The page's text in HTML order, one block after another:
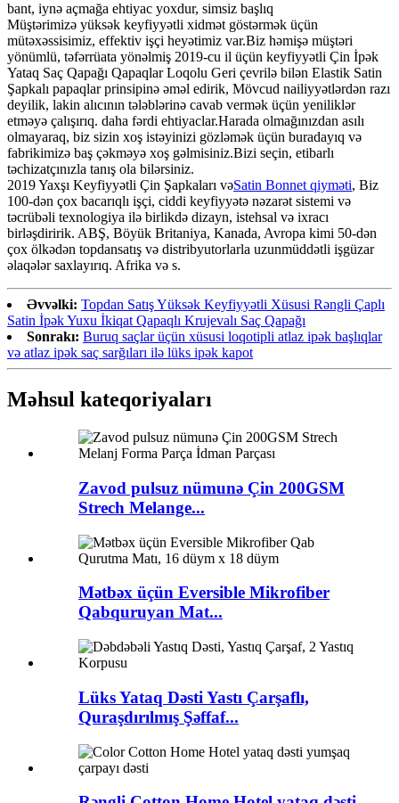
bant, iynə açmağa ehtiyac yoxdur, simsiz başlıq
Müştərimizə yüksək keyfiyyətli xidmət göstərmək üçün
mütəxəssisimiz, effektiv işçi heyətimiz var.Biz həmişə müştəri
yönümlü, təfərrüata yönəlmiş 2019-cu il üçün keyfiyyətli Çin İpək
Yataq Saç Qapağı Qapaqlar Loqolu Geri çevrilə bilən Elastik Satin
Şapkalı papaqlar prinsipinə əməl edirik, Mövcud nailiyyətlərdən razı
deyilik, lakin alıcının tələblərinə cavab vermək üçün yeniliklər
etməyə çalışırıq. daha fərdi ehtiyaclar.Harada olmağınızdan asılı
olmayaraq, biz sizin xoş istəyinizi gözləmək üçün buradayıq və
fabrikimizə baş çəkməyə xoş gəlmisiniz.Bizi seçin, etibarlı
təchizatçınızla tanış ola bilərsiniz.
2019 Yaxşı Keyfiyyətli Çin Şapkaları vəSatin Bonnet qiyməti, Biz
100-dən çox bacarıqlı işçi, ciddi keyfiyyətə nəzarət sistemi və
təcrübəli texnologiya ilə birlikdə dizayn, istehsal və ixracı
birləşdiririk. ABŞ, Böyük Britaniya, Kanada, Avropa kimi 50-dən
çox ölkədən topdansatış və distribyutorlarla uzunmüddətli işgüzar
əlaqələr saxlayırıq. Afrika və s.
Əvvəlki: Topdan Satış Yüksək Keyfiyyətli Xüsusi Rəngli Çaplı
Satin İpək Yuxu İkiqat Qapaqlı Krujevalı Saç Qapağı
Sonrakı: Buruq saçlar üçün xüsusi loqotipli atlaz ipək başlıqlar
və atlaz ipək saç sarğıları ilə lüks ipək kapot
Məhsul kateqoriyaları
Zavod pulsuz nümunə Çin 200GSM
Strech Melange...
Mətbəx üçün Eversible Mikrofiber
Qabquruyan Mat...
Lüks Yataq Dəsti Yastı Çarşaflı,
Quraşdırılmış Şəffaf...